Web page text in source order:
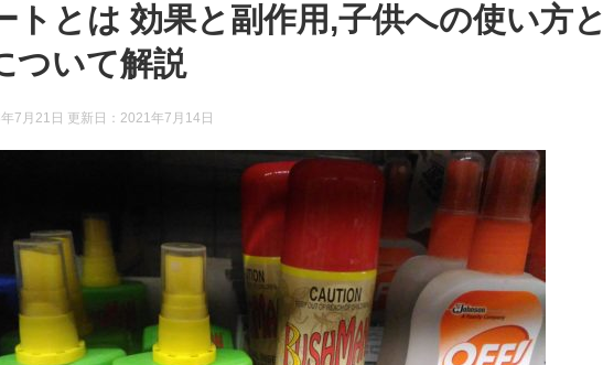
トとは 効果と副作用,子供への使い方と
ついて解説
7月21日 更新日： 2021年7月14日